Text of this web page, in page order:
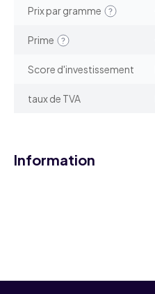
Prix par gramme
Prime
Score d'investissement
taux de TVA
Information